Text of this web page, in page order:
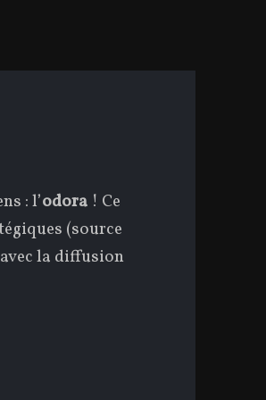
: l’odora ! Ce
(source
la diffusion